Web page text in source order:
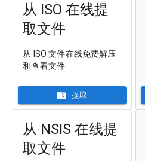
从 ISO 在线提
取文件
从 ISO 文件在线免费解压
和查看文件
提取
从 NSIS 在线提
取文件